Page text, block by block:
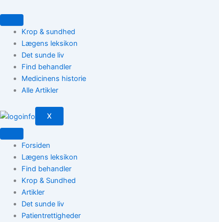
til
indholdetKrop & sundhed
Lægens leksikon
Det sunde liv
Find behandler
Medicinens historie
Alle Artikler
X
Forsiden
Lægens leksikon
Find behandler
Krop & Sundhed
Artikler
Det sunde liv
Patientrettigheder